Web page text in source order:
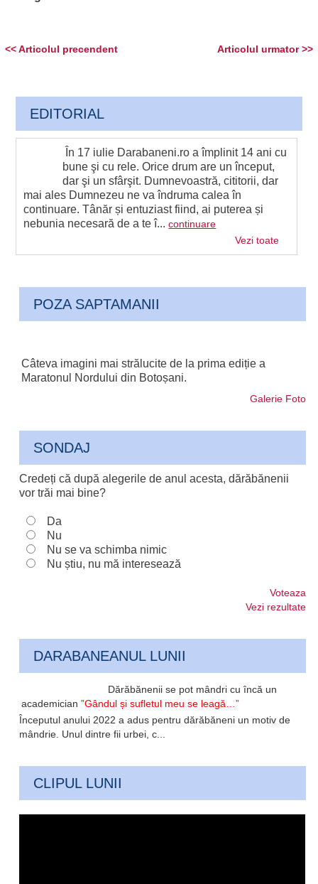
Articolul urmator >>
<< Articolul precendent
EDITORIAL
În 17 iulie Darabaneni.ro a împlinit 14 ani cu
bune şi cu rele. Orice drum are un început,
dar şi un sfârşit. Dumnevoastră, cititorii, dar
mai ales Dumnezeu ne va îndruma calea în
continuare. Tânăr și entuziast fiind, ai puterea și
nebunia necesară de a te î...continuare
Vezi toate
POZA SAPTAMANII
Câteva imagini mai strălucite de la prima ediție a
Maratonul Nordului din Botoșani.
Galerie Foto
SONDAJ
Credeți că după alegerile de anul acesta, dărăbănenii
vor trăi mai bine?
Da
Nu
Nu se va schimba nimic
Nu știu, nu mă interesează
Voteaza
Vezi rezultate
DARABANEANUL LUNII
Dărăbănenii se pot mândri cu încă un
academician”Gândul și sufletul meu se leagă…”
Începutul anului 2022 a adus pentru dărăbăneni un motiv de
mândrie. Unul dintre fii urbei, c...
CLIPUL LUNII